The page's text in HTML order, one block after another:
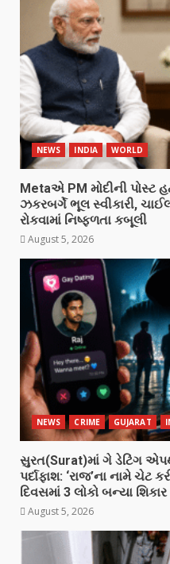
NEWS INDIA WORLD
Metaએ PM મોદીની પોસ્ટ
ઝકરબર્ગે ભૂલ સ્વીકારી,
રોકવામાં નિષ્ફળતા કબૂલી
August 5, 2026
NEWS CRIME GUJARAT
સુરત(Surat)માં ગે ડેટિંગ
પર્દાફાશ: ‘રાજ’ના નામે ચેટ
દિવસમાં 3 લોકો બન્યા શિકાર
August 5, 2026